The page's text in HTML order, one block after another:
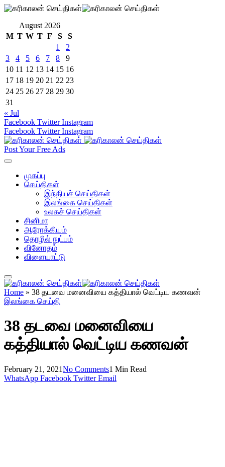
August 2026
M T W T F S
S
1
2
3
4 5 6 7 8
9
10 11 12 13 14 15 16
17 18 19 20 21 22 23
24 25 26 27 28 29 30
31
« Jul
Facebook Twitter Instagram
Facebook Twitter Instagram
Post Your Free Ads
முகப்பு
செய்திகள்
இந்தியச் செய்திகள்
இலங்கை செய்திகள்
உலகச் செய்திகள்
சினிமா
ஆரோக்கியம்
தொழில் நுட்பம்
வினோதம்
விளையாட்டு
Home » 38 தடவை மனைவியை கத்தியால் வெட்டிய கணவன்
இலங்கை செய்தி
38 தடவை மனைவியை
கத்தியால் வெட்டிய கணவன்
February 21, 2021No Comments1 Min Read
WhatsApp Facebook Twitter Email